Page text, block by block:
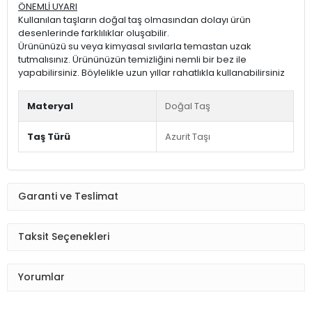
ÖNEMLİ UYARI
Kullanılan taşların doğal taş olmasından dolayı ürün
desenlerinde farklılıklar oluşabilir.
Ürününüzü su veya kimyasal sıvılarla temastan uzak
tutmalısınız. Ürününüzün temizliğini nemli bir bez ile
yapabilirsiniz. Böylelikle uzun yıllar rahatlıkla kullanabilirsiniz
Materyal Doğal Taş
Taş Türü Azurit Taşı
Garanti ve Teslimat
Taksit Seçenekleri
Yorumlar